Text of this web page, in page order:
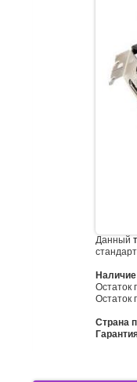
Данный
Остаток
Остаток
Страна